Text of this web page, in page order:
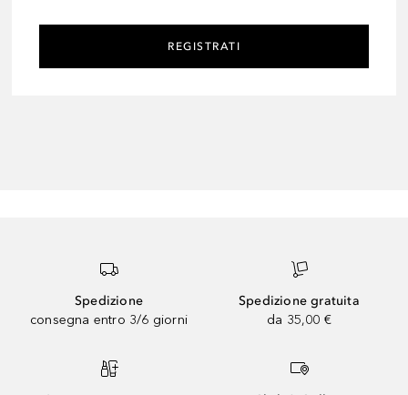
REGISTRATI
Spedizione
consegna entro 3/6 giorni
Spedizione gratuita
da 35,00 €